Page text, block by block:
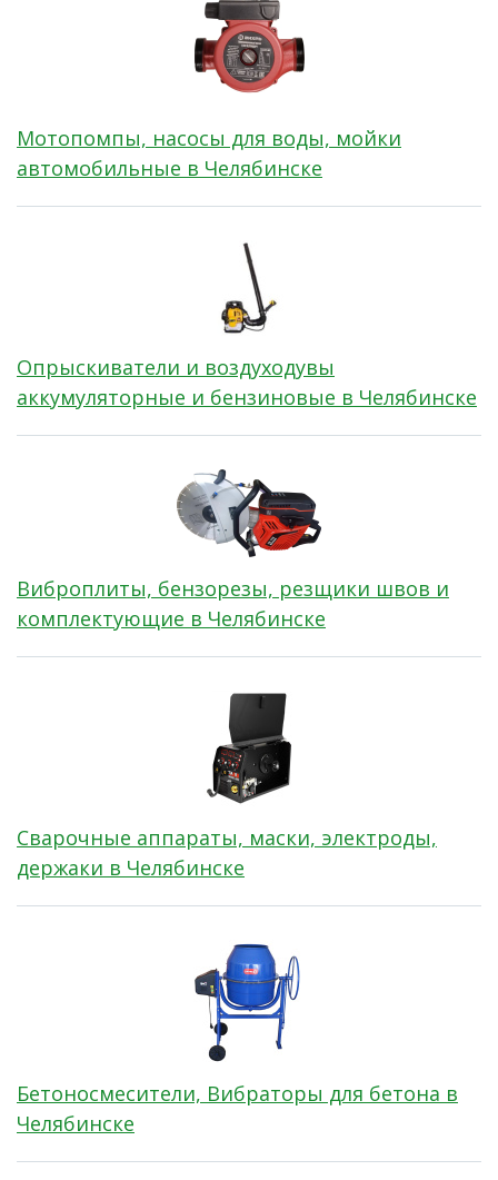
Мотопомпы, насосы для воды, мойки
автомобильные в Челябинске
Опрыскиватели и воздуходувы
аккумуляторные и бензиновые в Челябинске
Виброплиты, бензорезы, резщики швов и
комплектующие в Челябинске
Сварочные аппараты, маски, электроды,
держаки в Челябинске
Бетоносмесители, Вибраторы для бетона в
Челябинске